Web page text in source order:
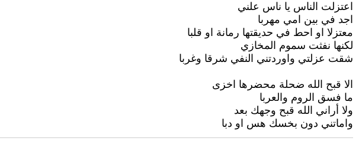
اعتزلت الناس يا ناس علني
اجد في بين امي مهربا
معتزلا او احط في حديقتها رمانة او قلبا
لكنها نفثت سموم المخازي
شقت عزلتي واوردتني النفي شرقا وغربا
الا قبح الله ضحلة محضرها اخزى
ما فسق الروم والعربا
ولا أراني الله قبح وجهك بعد
واماتني دون بخسك هس او دبا